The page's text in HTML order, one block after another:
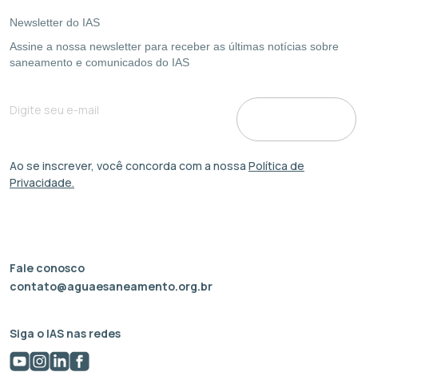
Newsletter do IAS
Assine a nossa newsletter para receber as últimas notícias sobre
saneamento e comunicados do IAS
Ao se inscrever, você concorda com a nossa Política de
Privacidade.
Fale conosco
contato@aguaesaneamento.org.br
Siga o IAS nas redes